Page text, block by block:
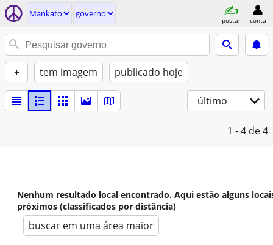
Mankato governo
postar conta
+ tem imagem publicado hoje
último
1 - 4 de 4
Nenhum resultado local encontrado. Aqui estão alguns
próximos (classificados por distância)
buscar em uma área maior